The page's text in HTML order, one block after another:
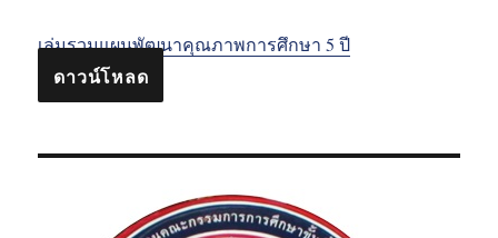
เล่มรวมแผนพัฒนาคุณภาพการศึกษา 5 ปี
ดาวน์โหลด